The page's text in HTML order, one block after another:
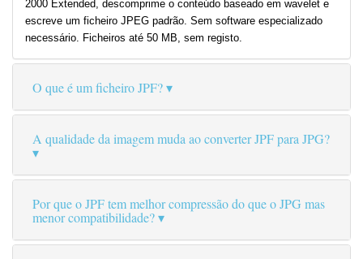
2000 Extended, descomprime o conteúdo baseado em wavelet e
escreve um ficheiro JPEG padrão. Sem software especializado
necessário. Ficheiros até 50 MB, sem registo.
O que é um ficheiro JPF?
A qualidade da imagem muda ao converter JPF para JPG?
Por que o JPF tem melhor compressão do que o JPG mas
menor compatibilidade?